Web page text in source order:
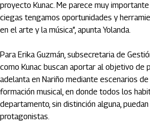
proyecto Kunac. Me parece muy
ciegas tengamos oportunidades y
en el arte y la música”, apunta Yolanda.
Para Erika Guzmán, subsecretaria de
como Kunac buscan aportar al objetivo de
adelanta en Nariño mediante escenarios
formación musical, en donde todos los
departamento, sin distinción alguna,
protagonistas.